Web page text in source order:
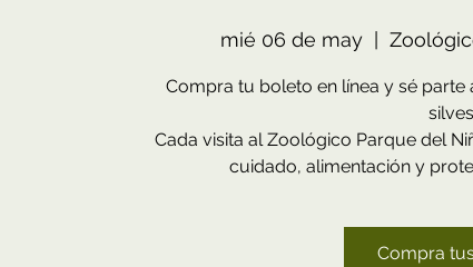
mié 06 de may
  |
Compra tu boleto en línea y sé
Cada visita al Zoológico Parque del
cuidado, alimentación y
Compra